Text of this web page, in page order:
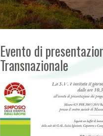
Evento di
Transnazionale